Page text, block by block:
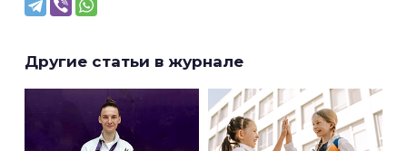
Другие статьи в журнале